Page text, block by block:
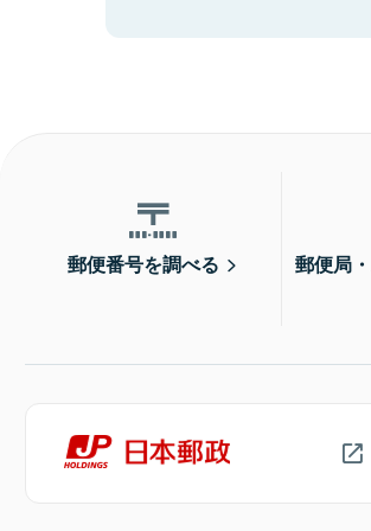
郵便番号を調べる
郵便局